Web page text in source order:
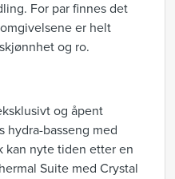
For par finnes det
er helt
og ro.
og åpent
hydra-basseng med
kan nyte tiden etter en
Suite med Crystal